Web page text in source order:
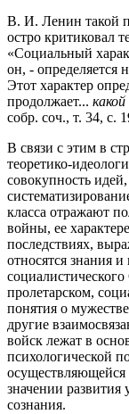
В. И. Ленин такой
остро критиковал
«Социальный
он, - определяется
Этот характер
продолжает... какой
собр. соч., т. 34, с.
В связи с этим в
теоретико-
совокупность
класса отражают
войны, ее
последствиях,
относятся знания
пролетарском,
понятия о
другие
войск лежат в
психологической
значении развития
сознания.